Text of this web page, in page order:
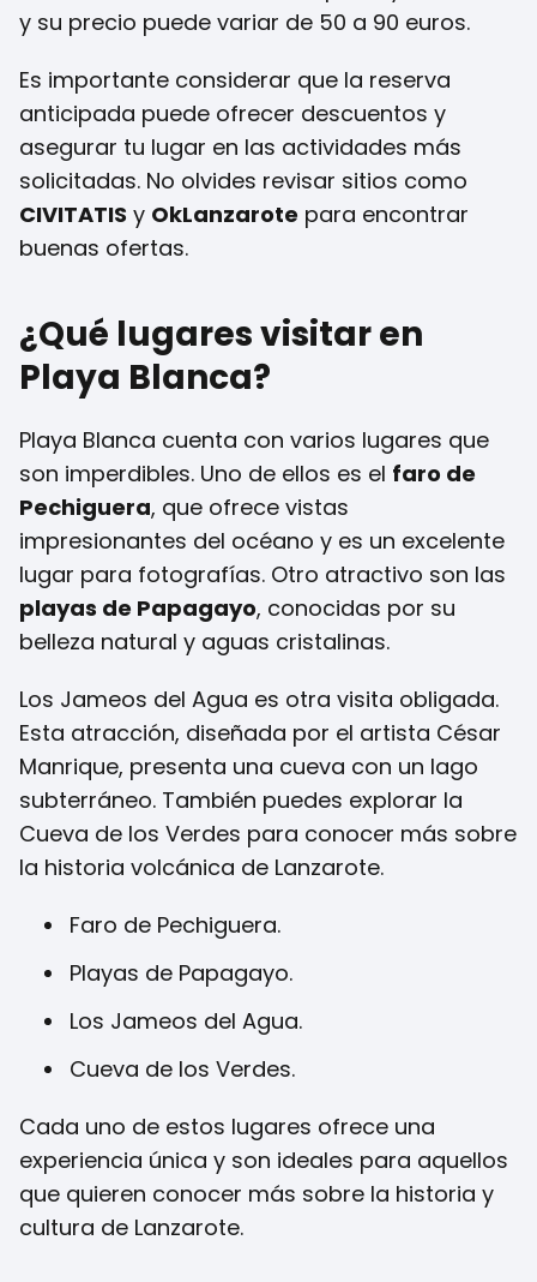
y su precio puede variar de 50 a 90 euros.
Es importante considerar que la reserva
anticipada puede ofrecer descuentos y
asegurar tu lugar en las actividades más
solicitadas. No olvides revisar sitios como
CIVITATIS y OkLanzarote para encontrar
buenas ofertas.
¿Qué lugares visitar en
Playa Blanca?
Playa Blanca cuenta con varios lugares que
son imperdibles. Uno de ellos es el faro de
Pechiguera, que ofrece vistas
impresionantes del océano y es un excelente
lugar para fotografías. Otro atractivo son las
playas de Papagayo, conocidas por su
belleza natural y aguas cristalinas.
Los Jameos del Agua es otra visita obligada.
Esta atracción, diseñada por el artista César
Manrique, presenta una cueva con un lago
subterráneo. También puedes explorar la
Cueva de los Verdes para conocer más sobre
la historia volcánica de Lanzarote.
Faro de Pechiguera.
Playas de Papagayo.
Los Jameos del Agua.
Cueva de los Verdes.
Cada uno de estos lugares ofrece una
experiencia única y son ideales para aquellos
que quieren conocer más sobre la historia y
cultura de Lanzarote.